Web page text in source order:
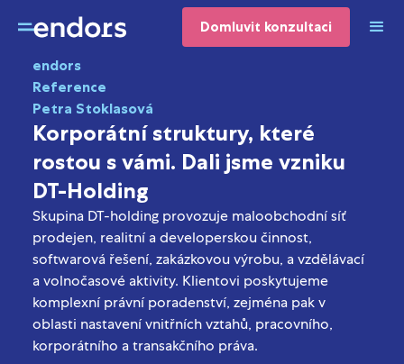
Domluvit konzultaci
endors
Reference
Petra Stoklasová
Korporátní struktury, které
rostou s vámi. Dali jsme vzniku
DT-Holding
Skupina DT-holding provozuje maloobchodní síť
prodejen, realitní a developerskou činnost,
softwarová řešení, zakázkovou výrobu, a vzdělávací
a volnočasové aktivity. Klientovi poskytujeme
komplexní právní poradenství, zejména pak v
oblasti nastavení vnitřních vztahů, pracovního,
korporátního a transakčního práva.